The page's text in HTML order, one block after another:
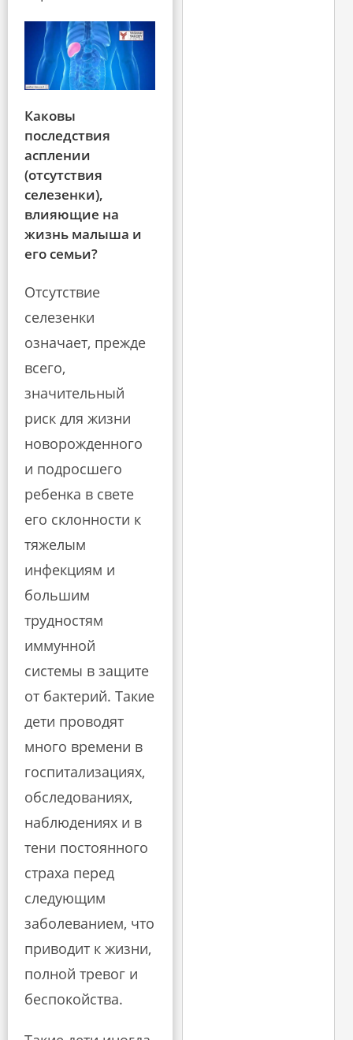
Каковы
последствия
асплении
(отсутствия
селезенки),
влияющие на
жизнь малыша и
его семьи?
Отсутствие
селезенки
означает, прежде
всего,
значительный
риск для жизни
новорожденного
и подросшего
ребенка в свете
его склонности к
тяжелым
инфекциям и
большим
трудностям
иммунной
системы в защите
от бактерий. Такие
дети проводят
много времени в
госпитализациях,
обследованиях,
наблюдениях и в
тени постоянного
страха перед
следующим
заболеванием, что
приводит к жизни,
полной тревог и
беспокойства.